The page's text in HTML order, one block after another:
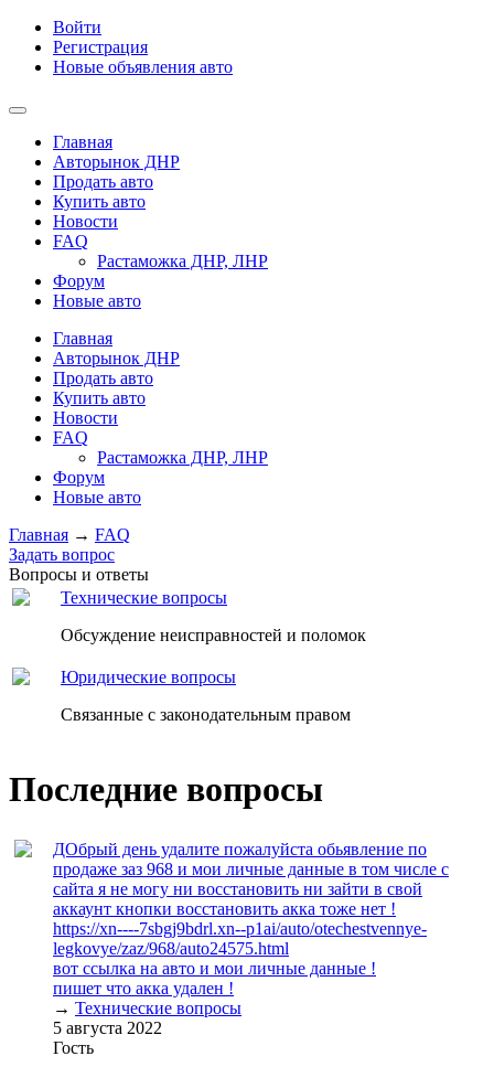
Войти
Регистрация
Новые объявления авто
Главная
Авторынок ДНР
Продать авто
Купить авто
Новости
FAQ
Растаможка ДНР, ЛНР
Форум
Новые авто
Главная
Авторынок ДНР
Продать авто
Купить авто
Новости
FAQ
Растаможка ДНР, ЛНР
Форум
Новые авто
Главная → FAQ
Задать вопрос
Вопросы и ответы
Технические вопросы
Обсуждение неисправностей и поломок
Юридические вопросы
Связанные с законодательным правом
Последние вопросы
ДОбрый день удалите пожалуйста обьявление по
продаже заз 968 и мои личные данные в том числе с
сайта я не могу ни восстановить ни зайти в свой
аккаунт кнопки восстановить акка тоже нет !
https://xn----7sbgj9bdrl.xn--p1ai/auto/otechestvennye-
legkovye/zaz/968/auto24575.html
вот ссылка на авто и мои личные данные !
пишет что акка удален !
→ Технические вопросы
5 августа 2022
Гость